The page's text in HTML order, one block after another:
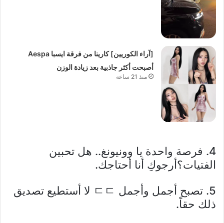
[آراء الكوريين] كارينا من فرقة ايسبا Aespa
أصبحت أكثر جاذبية بعد زيادة الوزن
منذ 21 ساعة
4. فرصة واحدة يا وونيونغ.. هل تحبين
الفتيات؟أرجوكِ أنا أحتاجك.
5. تصبح أجمل وأجمل ㄷㄷ لا أستطيع تصديق
ذلك حقاً.